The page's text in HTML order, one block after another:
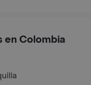
en Colombia